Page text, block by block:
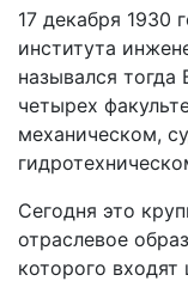
17 декабря 1930
института
назывался тогда
четырех
механическом,
Сегодня это
отраслевое
которого